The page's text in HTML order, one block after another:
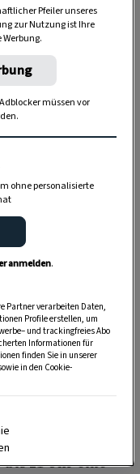
von der
zur Postalm
bis zu 14 Metern
den
die
an.
–Um jede
neben der
Bahnen warten
3. Juli bis 23.
bis 21 Uhr eine
Pfeiler unseres
zur Nutzung ist Ihre
müssen vor
ohne personalisierte
anmelden.
Partner verarbeiten Daten,
Profile erstellen, um
und trackingfreies Abo
Informationen für
finden Sie in unserer
in den Cookie-